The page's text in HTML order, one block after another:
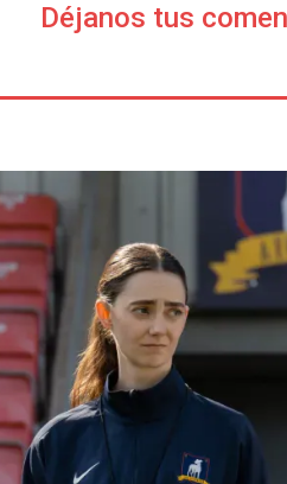
Déjanos tus